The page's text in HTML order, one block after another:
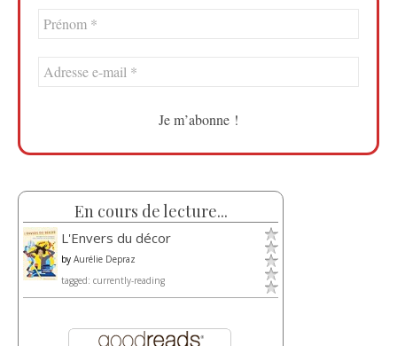
En cours de lecture...
L'Envers du décor
by Aurélie Depraz
tagged: currently-reading